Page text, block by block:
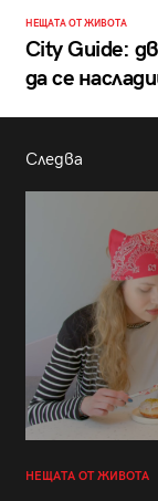
НЕЩАТА ОТ ЖИВОТА
City Guide:
да се
Следва
НЕЩАТА ОТ ЖИВОТА